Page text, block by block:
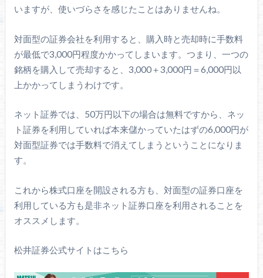
いますが、使いづらさを感じたことはありませんね。
対面型の証券会社を利用すると、購入時と売却時に手数料
が最低で3,000円程度かかってしまいます。つまり、一つの
銘柄を購入して売却すると、3,000＋3,000円＝6,000円以
上かかってしまうわけです。
ネット証券では、50万円以下の場合は無料ですから、ネッ
ト証券を利用していれば本来儲かっていたはずの6,000円が
対面型証券では手数料で消えてしまうということになりま
す。
これから株式口座を開設される方も、対面型の証券口座を
利用している方も是非ネット証券口座を利用されることを
オススメします。
松井証券公式サイトはこちら